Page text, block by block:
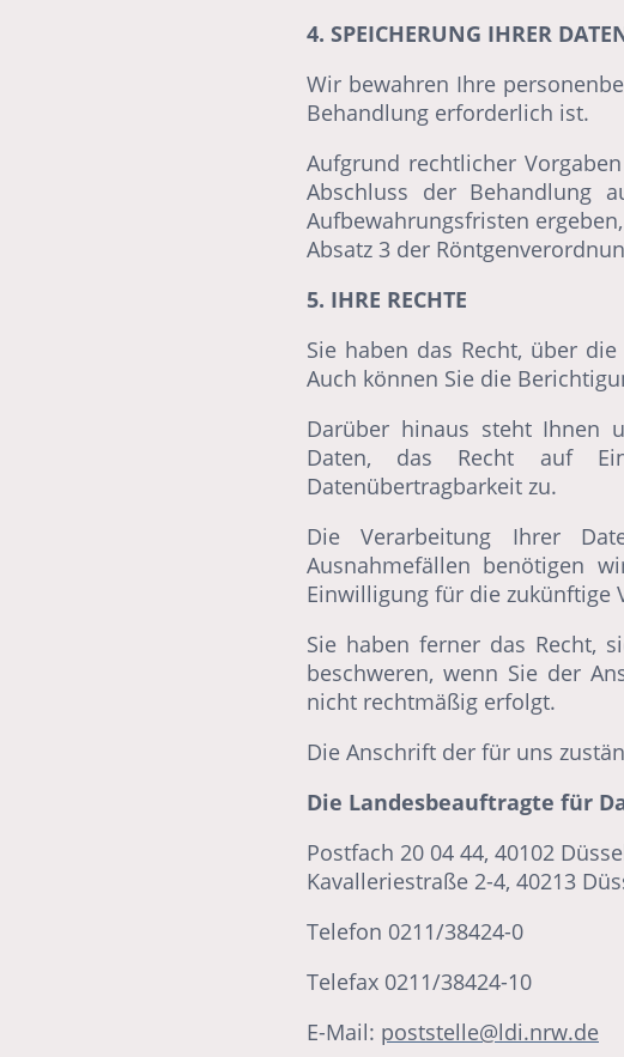
4. SPEICHERUNG IHRER
Wir bewahren Ihre
Behandlung erforderlich ist.
Aufgrund rechtlicher
Abschluss der Behandlung
Aufbewahrungsfristen
Absatz 3 der
5. IHRE RECHTE
Sie haben das Recht, über
Auch können Sie die
Darüber hinaus steht Ihnen
Daten, das Recht auf
Datenübertragbarkeit zu.
Die Verarbeitung Ihrer
Ausnahmefällen benötigen
Einwilligung für die zukünftige
Sie haben ferner das Recht,
beschweren, wenn Sie der
nicht rechtmäßig erfolgt.
Die Anschrift der für uns
Die Landesbeauftragte für
Postfach 20 04 44, 40102
Kavalleriestraße 2-4, 40213
Telefon 0211/38424-0
Telefax 0211/38424-10
E-Mail: poststelle@ldi.nrw.de